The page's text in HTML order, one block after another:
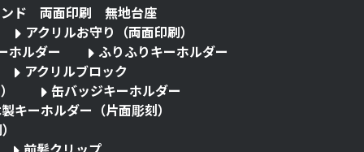
ンド 両面印刷 無地台座
アクリルお守り（両面印刷）
ホルダー
ふりふりキーホルダー
アクリルブロック
缶バッジキーホルダー
キーホルダー（片面彫刻）